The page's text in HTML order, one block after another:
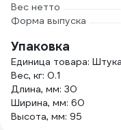
Вес нетто
Форма выпуска
Упаковка
Единица товара: Штука
Вес, кг: 0.1
Длина, мм: 30
Ширина, мм: 60
Высота, мм: 95